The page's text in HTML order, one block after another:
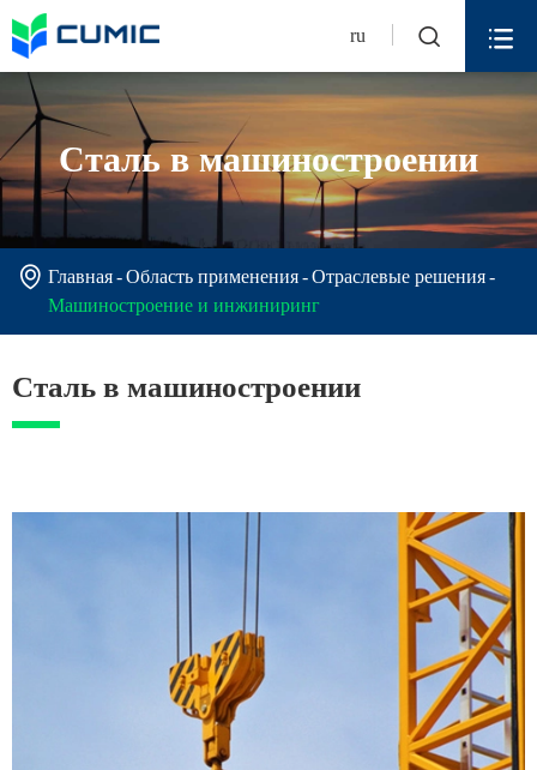
ru  
Сталь в машиностроении
 Главная Область применения
Отраслевые решения
Машиностроение и инжиниринг
Сталь в машиностроении